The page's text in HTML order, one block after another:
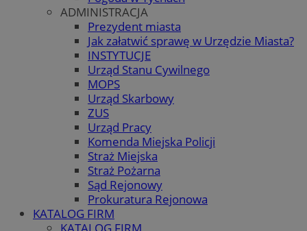
ADMINISTRACJA
Prezydent miasta
Jak załatwić sprawę w Urzędzie Miasta?
INSTYTUCJE
Urząd Stanu Cywilnego
MOPS
Urząd Skarbowy
ZUS
Urząd Pracy
Komenda Miejska Policji
Straż Miejska
Straż Pożarna
Sąd Rejonowy
Prokuratura Rejonowa
KATALOG FIRM